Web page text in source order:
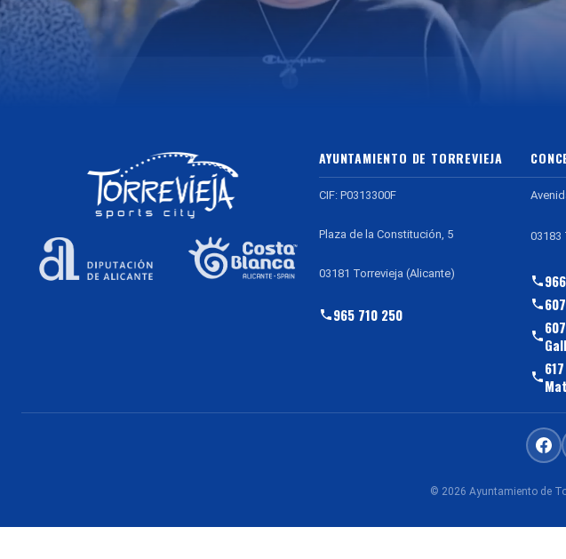
AYUNTAMIENTO DE TORREVIEJA
CIF: P0313300F
Plaza de la Constitución, 5
03181 Torrevieja (Alicante)
965 710 250
03183
© 2026 Ayuntamiento de